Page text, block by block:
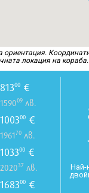
локация на кораба.
81300€
159009лв.
100300€
196170лв.
103300€
202037 лв.
168300€
Най-